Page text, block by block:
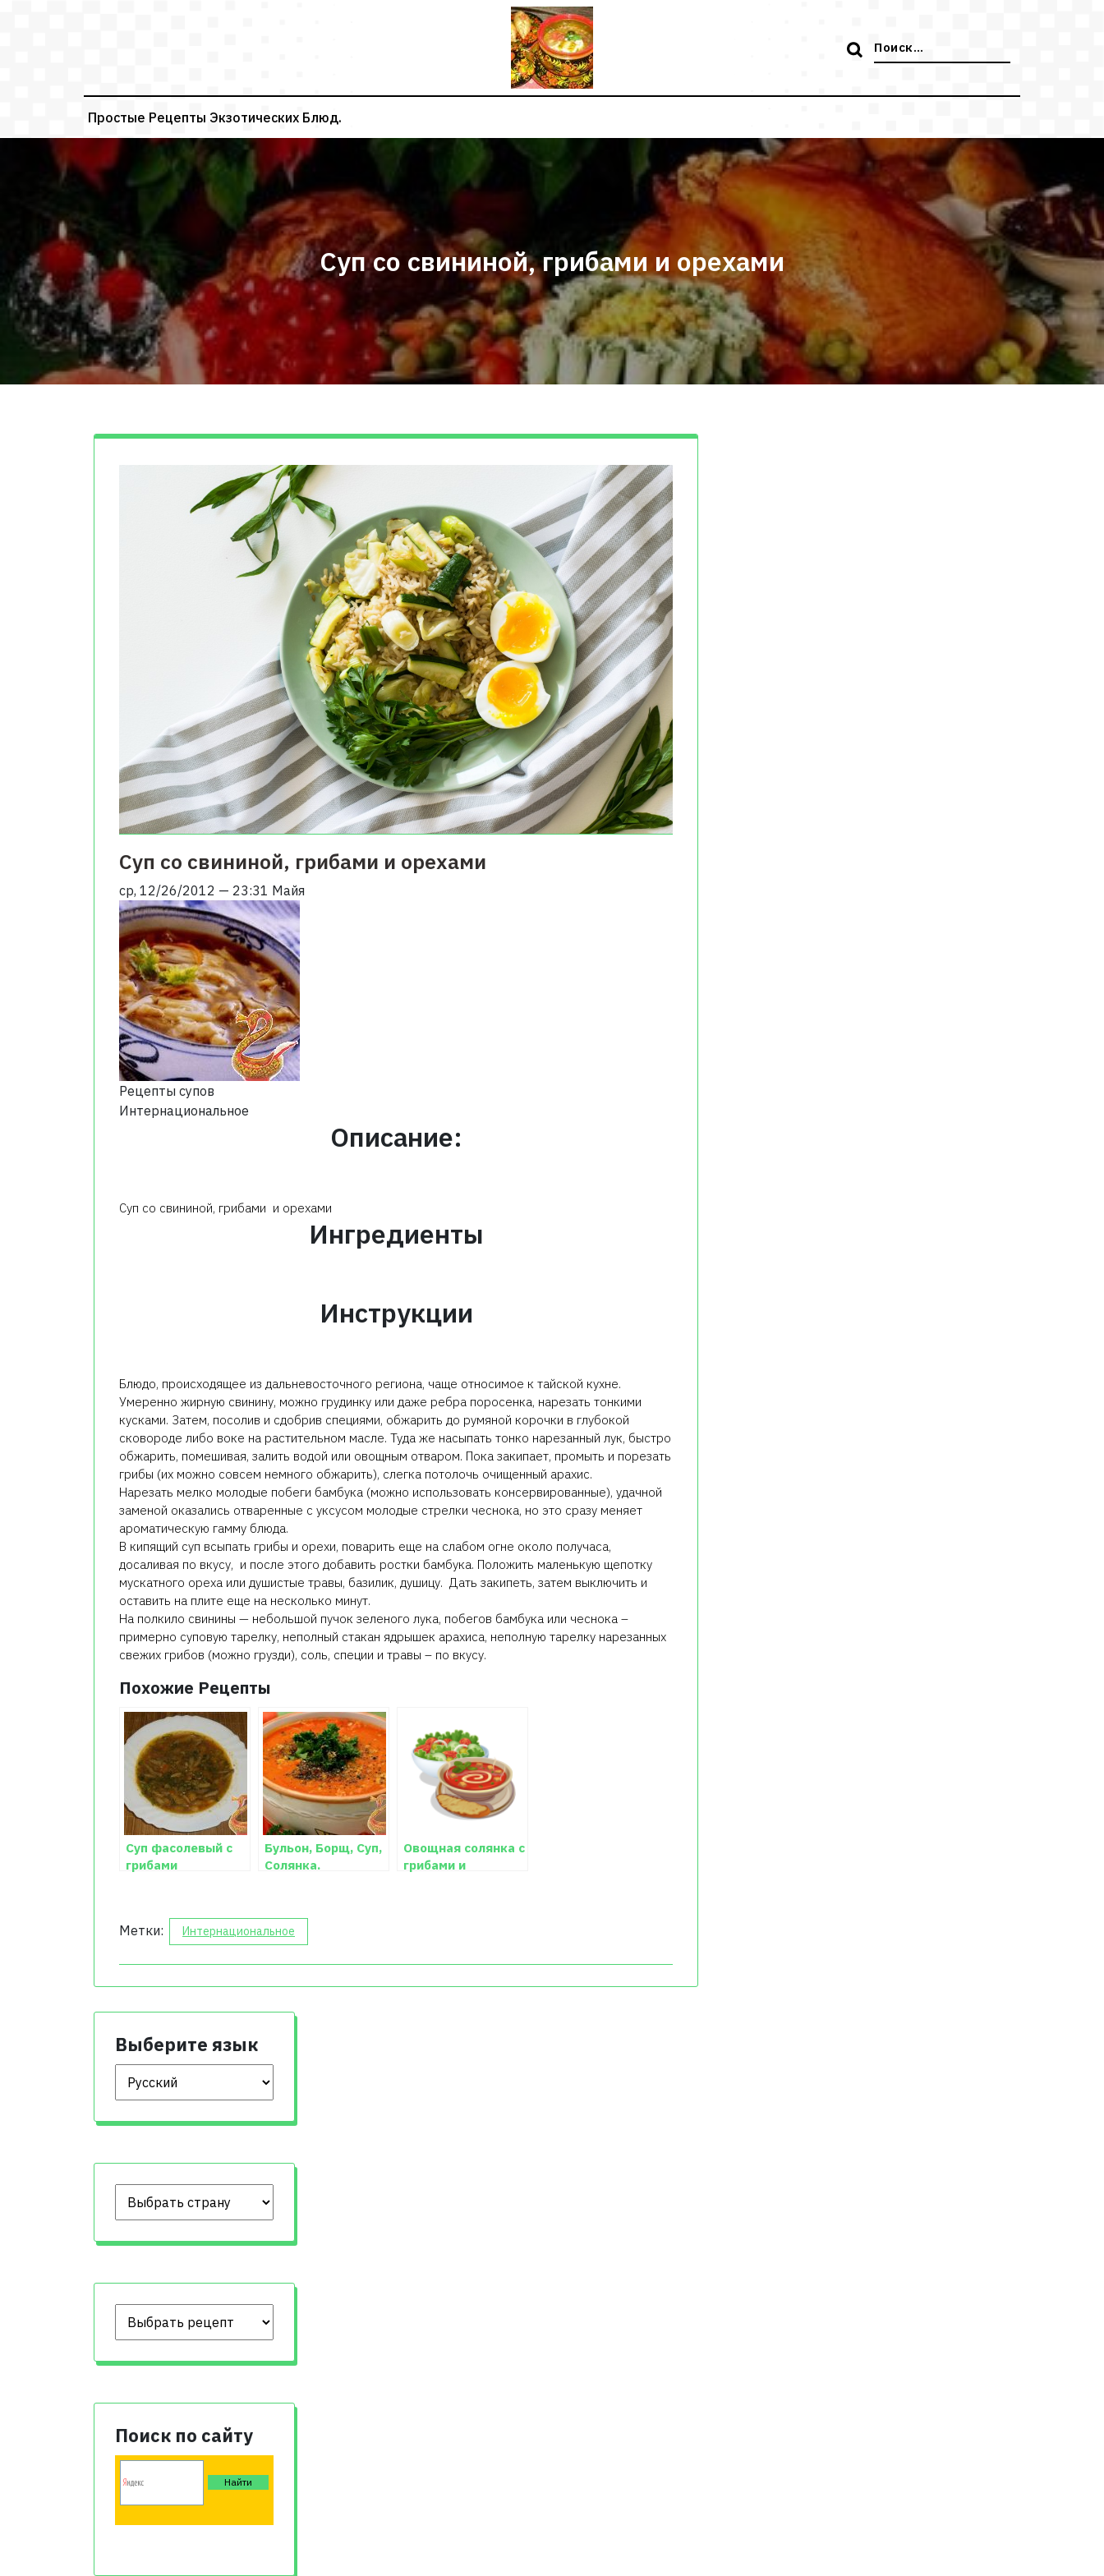
Поиск:
Простые Рецепты Экзотических Блюд.
Суп со свининой, грибами и орехами
Суп со свининой, грибами и орехами
ср, 12/26/2012 — 23:31 Майя
Рецепты супов
Интернациональное
Описание:
Суп со свининой, грибами и орехами
Ингредиенты
Инструкции
Блюдо, происходящее из дальневосточного региона, чаще относимое к тайской кухне.
Умеренно жирную свинину, можно грудинку или даже ребра поросенка, нарезать тонкими
кусками. Затем, посолив и сдобрив специями, обжарить до румяной корочки в глубокой
сковороде либо воке на растительном масле. Туда же насыпать тонко нарезанный лук, быстро
обжарить, помешивая, залить водой или овощным отваром. Пока закипает, промыть и порезать
грибы (их можно совсем немного обжарить), слегка потолочь очищенный арахис.
Нарезать мелко молодые побеги бамбука (можно использовать консервированные), удачной
заменой оказались отваренные с уксусом молодые стрелки чеснока, но это сразу меняет
ароматическую гамму блюда.
В кипящий суп всыпать грибы и орехи, поварить еще на слабом огне около получаса,
досаливая по вкусу, и после этого добавить ростки бамбука. Положить маленькую щепотку
мускатного ореха или душистые травы, базилик, душицу. Дать закипеть, затем выключить и
оставить на плите еще на несколько минут.
На полкило свинины — небольшой пучок зеленого лука, побегов бамбука или чеснока –
примерно суповую тарелку, неполный стакан ядрышек арахиса, неполную тарелку нарезанных
свежих грибов (можно грузди), соль, специи и травы – по вкусу.
Похожие Рецепты
Суп фасолевый с
грибами
Бульон, Борщ, Суп,
Солянка.
Овощная солянка с
грибами и
Метки: Интернациональное
Выберите язык
Выберите язык
Поиск по сайту